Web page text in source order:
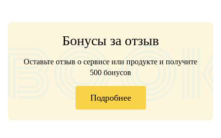
Бонусы за отзыв
Оставьте отзыв о сервисе или продукте и получите
500 бонусов
Подробнее